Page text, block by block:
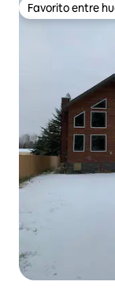
Favorito entre
Favorito entre